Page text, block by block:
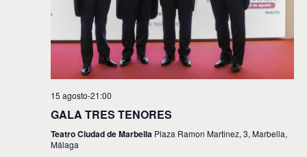
15 agosto-21:00
GALA TRES TENORES
Teatro Ciudad de Marbella Plaza Ramon Martinez, 3, Marbella,
Málaga